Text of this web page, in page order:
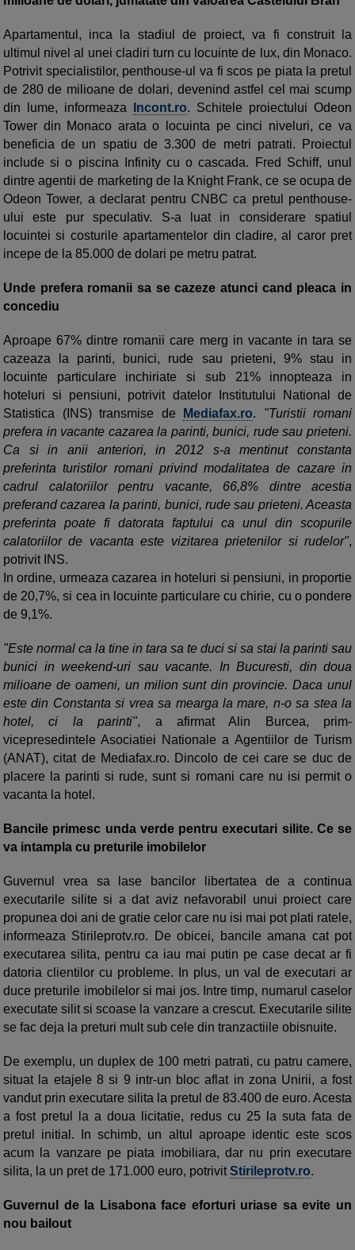
Apartamentul, inca la stadiul de proiect, va fi construit la
ultimul nivel al unei cladiri turn cu locuinte de lux, din Monaco.
Potrivit specialistilor, penthouse-ul va fi scos pe piata la pretul
de 280 de milioane de dolari, devenind astfel cel mai scump
din lume, informeaza
Incont.ro. Schitele proiectului Odeon
Tower din Monaco arata o locuinta pe cinci niveluri, ce va
beneficia de un spatiu de 3.300 de metri patrati. Proiectul
include si o piscina Infinity cu o cascada. Fred Schiff, unul
dintre agentii de marketing de la Knight Frank, ce se ocupa de
Odeon Tower, a declarat pentru CNBC ca pretul penthouse-
ului este pur speculativ. S-a luat in considerare spatiul
locuintei si costurile apartamentelor din cladire, al caror pret
incepe de la 85.000 de dolari pe metru patrat.
Unde prefera romanii sa se cazeze atunci cand pleaca in
concediu
Aproape 67% dintre romanii care merg in vacante in tara se
cazeaza la parinti, bunici, rude sau prieteni, 9% stau in
locuinte particulare inchiriate si sub 21% innopteaza in
hoteluri si pensiuni, potrivit datelor Institutului National de
Statistica (INS) transmise de
Mediafax.ro. "Turistii romani
prefera in vacante cazarea la parinti, bunici, rude sau prieteni.
Ca si in anii anteriori, in 2012 s-a mentinut constanta
preferinta turistilor romani privind modalitatea de cazare in
cadrul calatoriilor pentru vacante, 66,8% dintre acestia
preferand cazarea la parinti, bunici, rude sau prieteni. Aceasta
preferinta poate fi datorata faptului ca unul din scopurile
calatoriilor de vacanta este vizitarea prietenilor si rudelor",
potrivit INS.
In ordine, urmeaza cazarea in hoteluri si pensiuni, in proportie
de 20,7%, si cea in locuinte particulare cu chirie, cu o pondere
de 9,1%.
"Este normal ca la tine in tara sa te duci si sa stai la parinti sau
bunici in weekend-uri sau vacante. In Bucuresti, din doua
milioane de oameni, un milion sunt din provincie. Daca unul
este din Constanta si vrea sa mearga la mare, n-o sa stea la
hotel, ci la parinti", a afirmat Alin Burcea, prim-
vicepresedintele Asociatiei Nationale a Agentiilor de Turism
(ANAT), citat de Mediafax.ro. Dincolo de cei care se duc de
placere la parinti si rude, sunt si romani care nu isi permit o
vacanta la hotel.
Bancile primesc unda verde pentru executari silite. Ce se
va intampla cu preturile imobilelor
Guvernul vrea sa lase bancilor libertatea de a continua
executarile silite si a dat aviz nefavorabil unui proiect care
propunea doi ani de gratie celor care nu isi mai pot plati ratele,
informeaza Stirileprotv.ro. De obicei, bancile amana cat pot
executarea silita, pentru ca iau mai putin pe case decat ar fi
datoria clientilor cu probleme. In plus, un val de executari ar
duce preturile imobilelor si mai jos. Intre timp, numarul caselor
executate silit si scoase la vanzare a crescut. Executarile silite
se fac deja la preturi mult sub cele din tranzactiile obisnuite.
De exemplu, un duplex de 100 metri patrati, cu patru camere,
situat la etajele 8 si 9 intr-un bloc aflat in zona Unirii, a fost
vandut prin executare silita la pretul de 83.400 de euro. Acesta
a fost pretul la a doua licitatie, redus cu 25 la suta fata de
pretul initial. In schimb, un altul aproape identic este scos
acum la vanzare pe piata imobiliara, dar nu prin executare
silita, la un pret de 171.000 euro, potrivitStirileprotv.ro.
Guvernul de la Lisabona face eforturi uriase sa evite un
nou bailout